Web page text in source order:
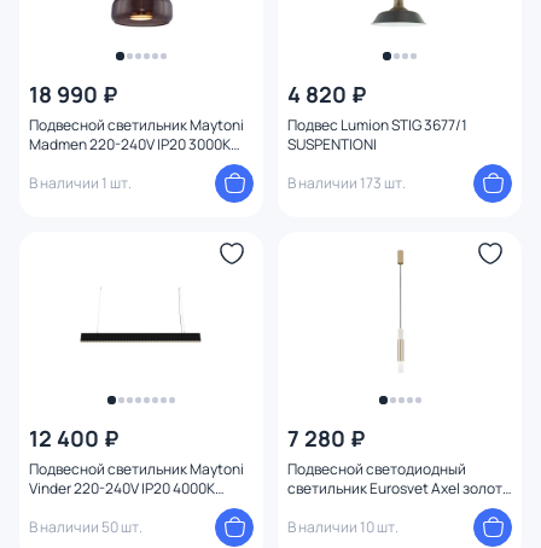
18 990 ₽
Подвесной светильник Maytoni
Madmen 220-240V IP20 3000K
В наличии 1 шт.
4 820 ₽
Подвес Lumion STIG 3677/1
SUSPENTIONI
В наличии 173 шт.
12 400 ₽
Подвесной светильник Maytoni
Vinder 220-240V IP20 4000K
В наличии 50 шт.
7 280 ₽
Подвесной светодиодный
светильник Eurosvet Axel золото
В наличии 10 шт.